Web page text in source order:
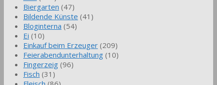
Biergarten (47)
Bildende Künste (41)
Bloginterna (54)
Ei (10)
Einkauf beim Erzeuger (209)
Feierabendunterhaltung (10)
Fingerzeig (96)
Fisch (31)